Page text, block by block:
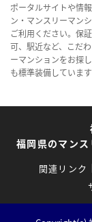
ポータルサイトや情
ン・マンスリーマン
ご利用ください。保
可、駅近など、こだ
ーマンションをお探
も標準装備していま
福岡県のマン
関連リンク